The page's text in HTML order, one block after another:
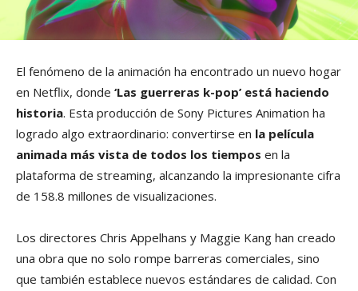
El fenómeno de la animación ha encontrado un nuevo hogar
en Netflix, donde ‘Las guerreras k-pop’ está haciendo
historia. Esta producción de Sony Pictures Animation ha
logrado algo extraordinario: convertirse en la película
animada más vista de todos los tiempos en la
plataforma de streaming, alcanzando la impresionante cifra
de 158.8 millones de visualizaciones.
Los directores Chris Appelhans y Maggie Kang han creado
una obra que no solo rompe barreras comerciales, sino
que también establece nuevos estándares de calidad. Con